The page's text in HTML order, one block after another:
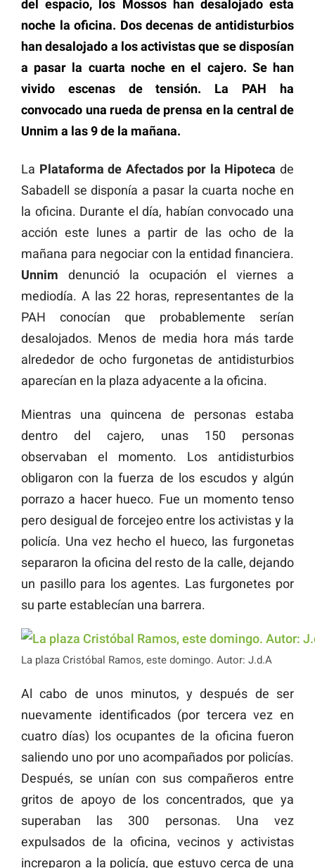
del espacio, los Mossos han desalojado esta
noche la oficina. Dos decenas de antidisturbios
han desalojado a los activistas que se disposían
a pasar la cuarta noche en el cajero. Se han
vivido escenas de tensión. La PAH ha
convocado una rueda de prensa en la central de
Unnim a las 9 de la mañana.
La Plataforma de Afectados por la Hipoteca de
Sabadell se disponía a pasar la cuarta noche en
la oficina. Durante el día, habían convocado una
acción este lunes a partir de las ocho de la
mañana para negociar con la entidad financiera.
Unnim denunció la ocupación el viernes a
mediodía. A las 22 horas, representantes de la
PAH conocían que probablemente serían
desalojados. Menos de media hora más tarde
alrededor de ocho furgonetas de antidisturbios
aparecían en la plaza adyacente a la oficina.
Mientras una quincena de personas estaba
dentro del cajero, unas 150 personas
observaban el momento. Los antidisturbios
obligaron con la fuerza de los escudos y algún
porrazo a hacer hueco. Fue un momento tenso
pero desigual de forcejeo entre los activistas y la
policía. Una vez hecho el hueco, las furgonetas
separaron la oficina del resto de la calle, dejando
un pasillo para los agentes. Las furgonetes por
su parte establecían una barrera.
La plaza Cristóbal Ramos, este domingo. Autor: J.d.A
Al cabo de unos minutos, y después de ser
nuevamente identificados (por tercera vez en
cuatro días) los ocupantes de la oficina fueron
saliendo uno por uno acompañados por policías.
Después, se unían con sus compañeros entre
gritos de apoyo de los concentrados, que ya
superaban las 300 personas. Una vez
expulsados de la oficina, vecinos y activistas
increparon a la policía, que estuvo cerca de una